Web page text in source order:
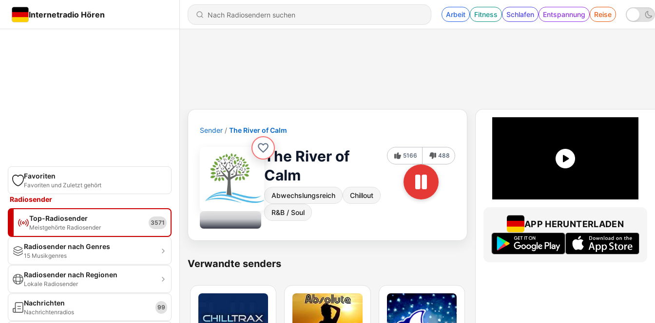
Internetradio Hören Arbeit Fitness Schlafen Entspannung Reise
Favoriten
Favoriten und Zuletzt gehört
Radiosender
Top-Radiosender
Meistgehörte Radiosender
3571
Radiosender nach Genres
15 Musikgenres
Radiosender nach Regionen
Lokale Radiosender
Nachrichten
Nachrichtenradios
99
Sender The River of Calm
The River of
Calm
Abwechslungsreich Chillout
R&B / Soul
5166 488
Verwandte senders
APP HERUNTERLADEN